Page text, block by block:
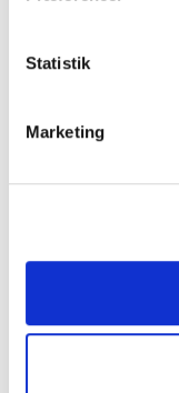
Statistik
Marketing